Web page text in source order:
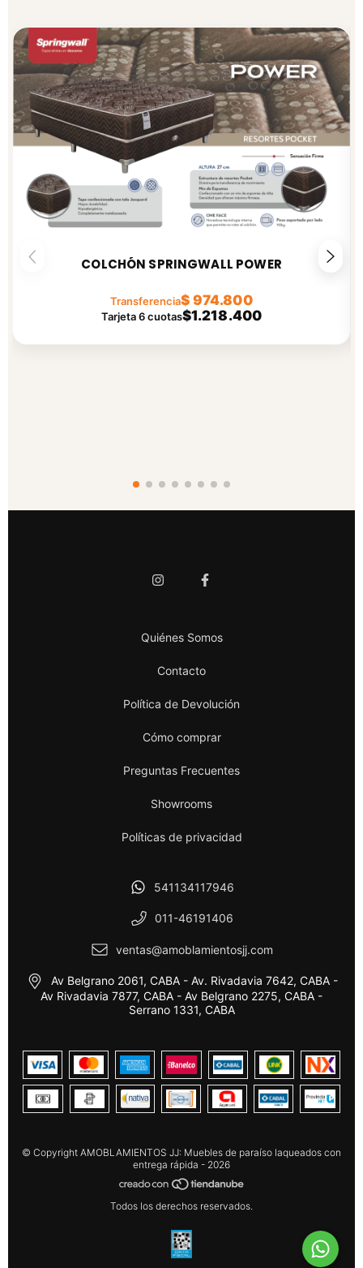
COLCHÓN SPRINGWALL POWER
Transferencia$ 974.800
Tarjeta 6 cuotas$1.218.400
Quiénes Somos
Contacto
Política de Devolución
Cómo comprar
Preguntas Frecuentes
Showrooms
Políticas de privacidad
541134117946
011-46191406
ventas@amoblamientosjj.com
Av Belgrano 2061, CABA - Av. Rivadavia 7642, CABA -
Av Rivadavia 7877, CABA - Av Belgrano 2275, CABA -
Serrano 1331, CABA
© Copyright AMOBLAMIENTOS JJ: Muebles de paraíso laqueados con
entrega rápida - 2026
Todos los derechos reservados.